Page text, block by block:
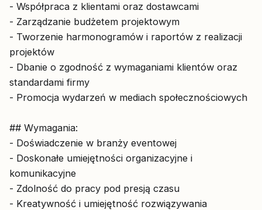
- Współpraca z klientami oraz dostawcami
- Zarządzanie budżetem projektowym
- Tworzenie harmonogramów i raportów z realizacji
projektów
- Dbanie o zgodność z wymaganiami klientów oraz
standardami firmy
- Promocja wydarzeń w mediach społecznościowych
## Wymagania:
- Doświadczenie w branży eventowej
- Doskonałe umiejętności organizacyjne i
komunikacyjne
- Zdolność do pracy pod presją czasu
- Kreatywność i umiejętność rozwiązywania